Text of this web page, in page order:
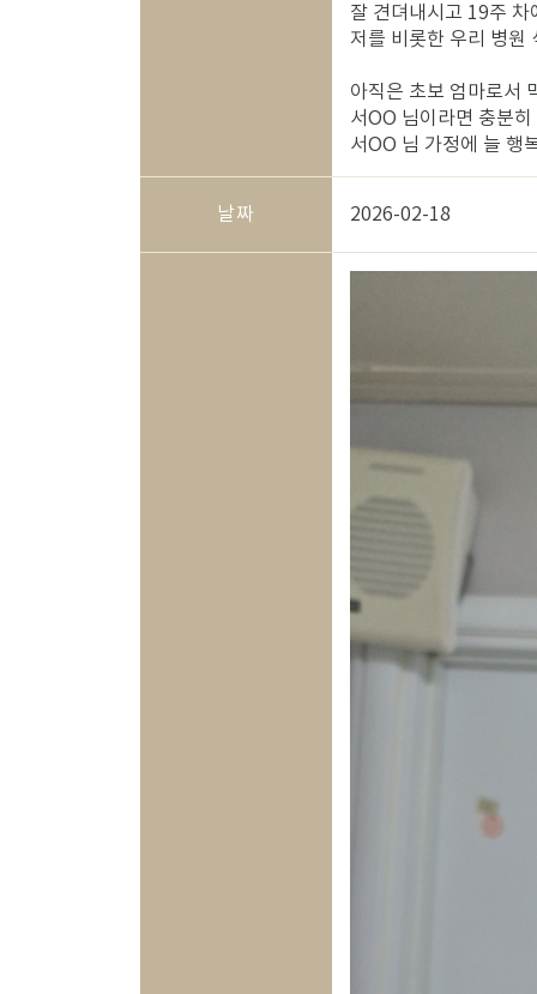
잘 견뎌내시고 19주
저를 비롯한 우리 병원
아직은 초보 엄마로서
서OO 님이라면 충분
서OO 님 가정에 늘 행
날짜 2026-02-18